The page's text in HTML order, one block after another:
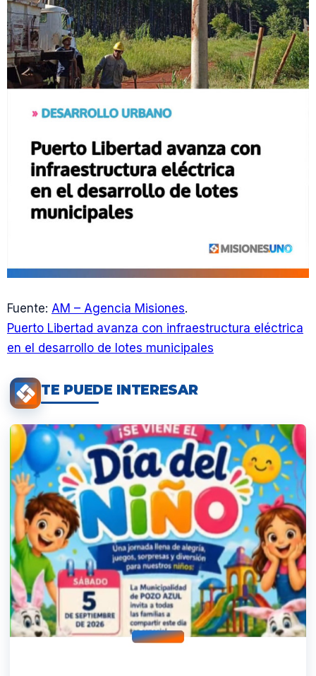
Fuente: AM – Agencia Misiones.
Puerto Libertad avanza con infraestructura eléctrica
en el desarrollo de lotes municipales
TE PUEDE INTERESAR